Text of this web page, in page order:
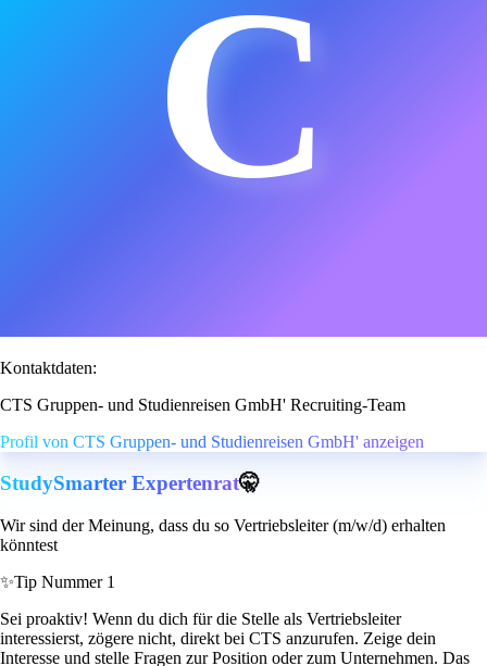
C
Kontaktdaten:
CTS Gruppen- und Studienreisen GmbH' Recruiting-Team
Profil von CTS Gruppen- und Studienreisen GmbH' anzeigen
StudySmarter Expertenrat🤫
Wir sind der Meinung, dass du so Vertriebsleiter (m/w/d) erhalten
könntest
✨Tip Nummer 1
Sei proaktiv! Wenn du dich für die Stelle als Vertriebsleiter
interessierst, zögere nicht, direkt bei CTS anzurufen. Zeige dein
Interesse und stelle Fragen zur Position oder zum Unternehmen. Das